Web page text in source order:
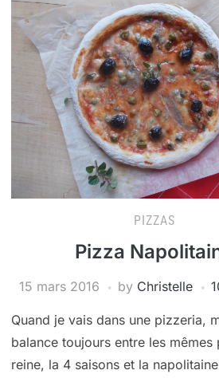
PIZZAS
Pizza
15 mars 2016 by Christelle
Quand je vais dans une pizzeria,
balance toujours entre les mêmes
reine, la 4 saisons et la